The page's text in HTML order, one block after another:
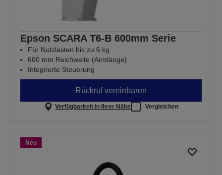
Epson SCARA T6-B 600mm Serie
Für Nutzlasten bis zu 6 kg
600 mm Reichweite (Armlänge)
Integrierte Steuerung
Rückruf vereinbaren
Verfügbarkeit in Ihrer Nähe Vergleichen
Neu